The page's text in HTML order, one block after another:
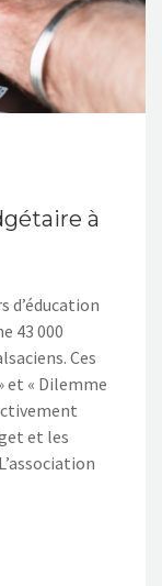
à
d’éducation
43 000
Ces
et « Dilemme
et les